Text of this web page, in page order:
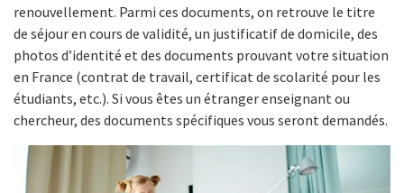
renouvellement. Parmi ces documents, on retrouve le titre
de séjour en cours de validité, un justificatif de domicile, des
photos d’identité et des documents prouvant votre situation
en France (contrat de travail, certificat de scolarité pour les
étudiants, etc.). Si vous êtes un étranger enseignant ou
chercheur, des documents spécifiques vous seront demandés.